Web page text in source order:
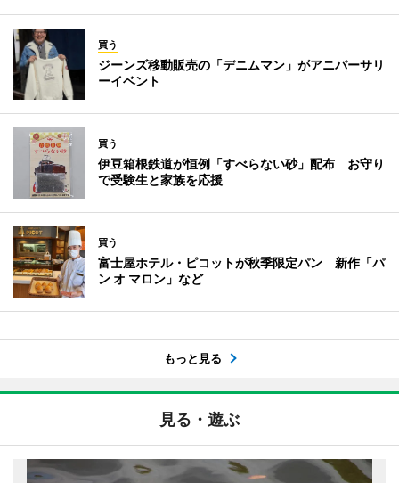
買う
ジーンズ移動販売の「デニムマン」がアニバーサリ
ーイベント
買う
伊豆箱根鉄道が恒例「すべらない砂」配布 お守り
で受験生と家族を応援
買う
富士屋ホテル・ピコットが秋季限定パン 新作「パ
ン オ マロン」など
もっと見る
見る・遊ぶ